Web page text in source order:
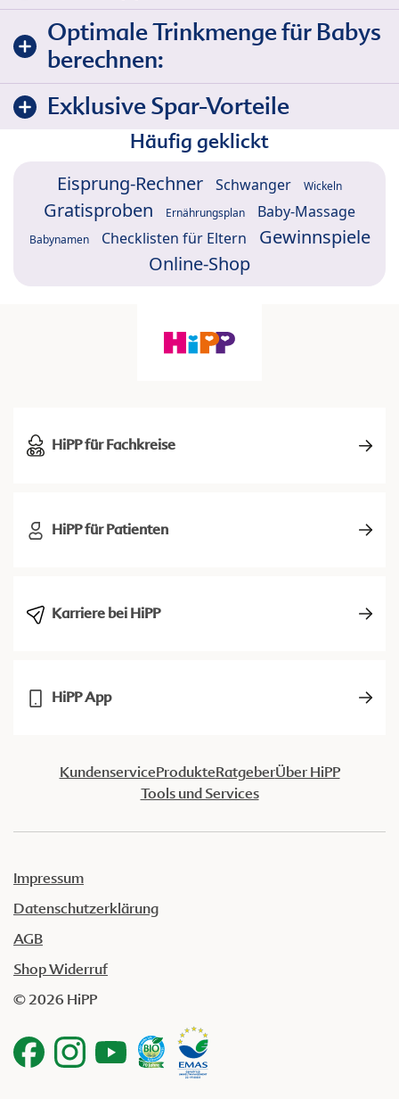
Optimale Trinkmenge für Babys
berechnen:
Exklusive Spar-Vorteile
Häufig geklickt
Eisprung-Rechner Schwanger Wickeln
Gratisproben Ernährungsplan Baby-Massage
Babynamen Checklisten für Eltern
Gewinnspiele
Online-Shop
HiPP für Fachkreise
HiPP für Patienten
Karriere bei HiPP
HiPP App
KundenserviceProdukteRatgeberÜber HiPP
Tools und Services
Impressum
Datenschutzerklärung
AGB
Shop Widerruf
© 2026 HiPP